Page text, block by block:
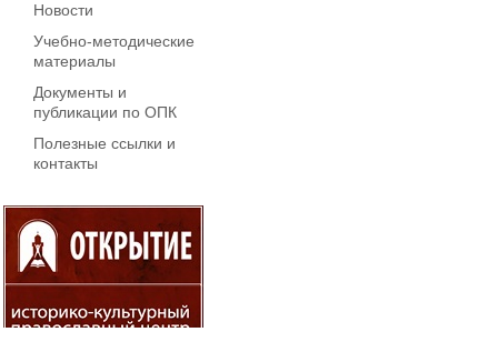
Новости
Учебно-методические
материалы
Документы и
публикации по ОПК
Полезные ссылки и
контакты